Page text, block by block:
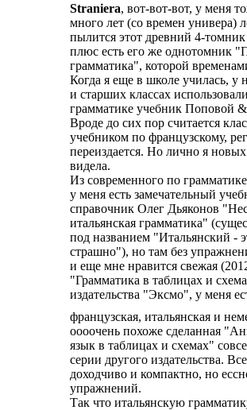
Straniera, вот-вот-вот, у меня
много лет (со времен универа)
пылится этот древний 4-
плюс есть его же однотомник
грамматика", которой
Когда я еще в школе училась, у
и старших классах
грамматике учебник Поповой
Вроде до сих пор считается
учебником по французскому,
переиздается. Но лично я
видела.
Из современного по
у меня есть замечательный
справочник Олег Дьяконов
итальянская грамматика"
под названием "Итальянский -
страшно"), но там без
и еще мне нравится свежая
"Грамматика в таблицах и
издательства "Эксмо", у меня
французская, итальянская и
оооочень похоже сделанная
язык в таблицах и схемах"
серии другого издательства.
доходчиво и компактно, но
упражнений.
Так что итальянскую